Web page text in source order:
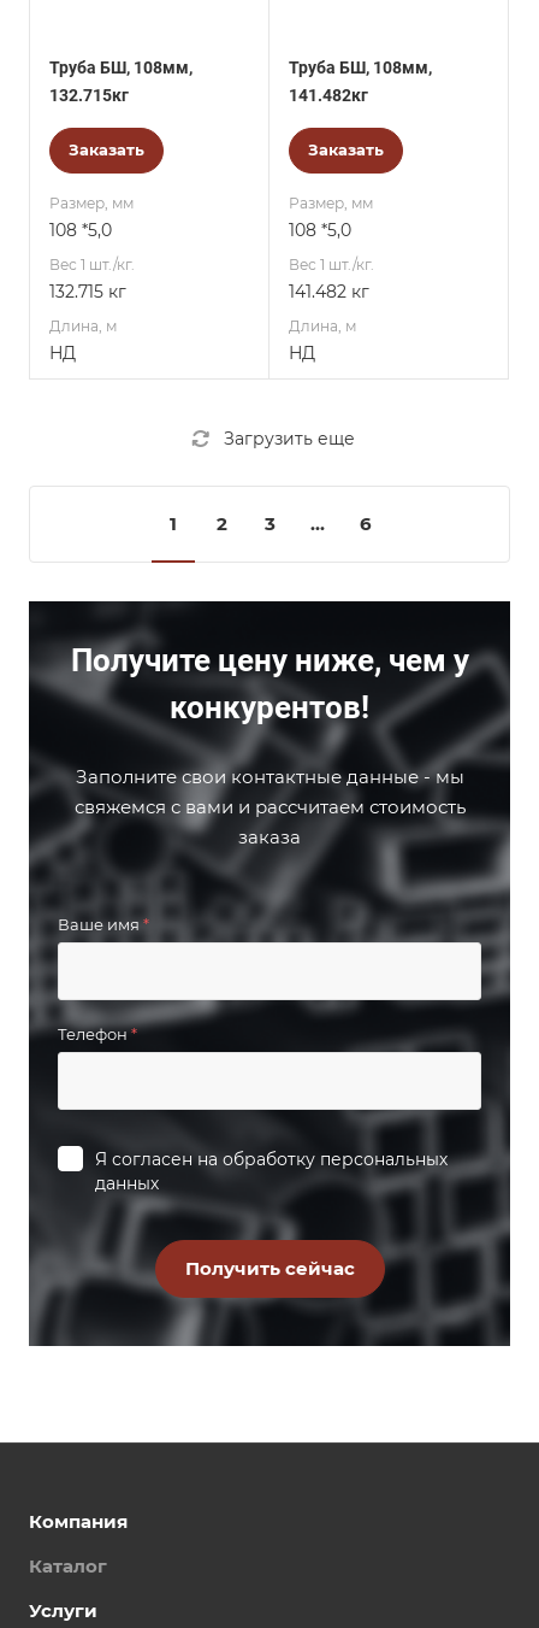
Труба БШ, 108мм,
132.715кг
Заказать
Размер, мм
108 *5,0
Вес 1 шт./кг.
132.715 кг
Длина, м
НД
Труба БШ, 108мм,
141.482кг
Заказать
Размер, мм
108 *5,0
Вес 1 шт./кг.
141.482 кг
Длина, м
НД
Загрузить еще
1 2 3 ... 6
Получите цену ниже, чем у
конкурентов!
Заполните свои контактные данные - мы
свяжемся с вами и рассчитаем стоимость
заказа
Ваше имя *
Телефон*
Я согласен на обработку персональных
данных
Компания
Каталог
Услуги